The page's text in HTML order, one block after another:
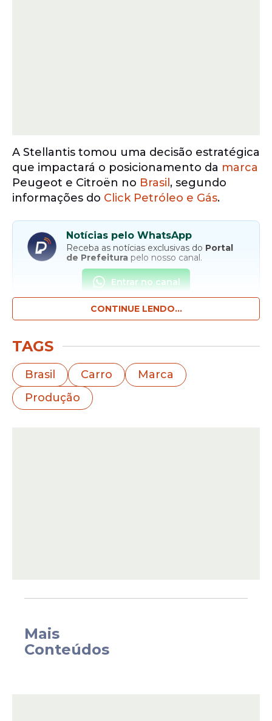
A Stellantis tomou uma decisão estratégica
que impactará o posicionamento da marca
Peugeot e Citroën no Brasil , segundo
informações do Click Petróleo e Gás.
Notícias pelo WhatsApp
Receba as notícias exclusivas do Portal
de Prefeitura pelo nosso canal.
Entrar no canal
mais carros de passeio no país. Essa
produçãodo Peugeot 2008, atualmente
centralizada em Porto Real, Rio de Janeiro,
para a Argentina.
ao C3 e ao C4 Cactus, que já são fabricados
no local.
CONTINUE LENDO...
TAGS
Brasil Carro
Marca
Produção
Mais
Conteúdos